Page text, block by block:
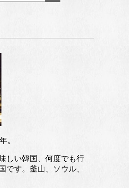
。
しい韓国、何度でも行
です。釜山、ソウル、